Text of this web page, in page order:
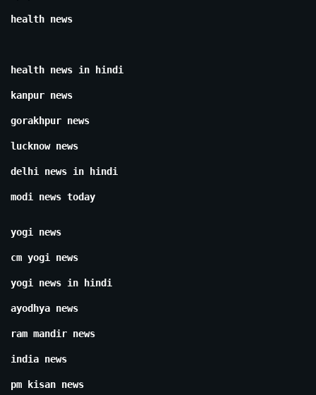
health news
health news in hindi
kanpur news
gorakhpur news
lucknow news
delhi news in hindi
modi news today
yogi news
cm yogi news
yogi news in hindi
ayodhya news
ram mandir news
india news
pm kisan news